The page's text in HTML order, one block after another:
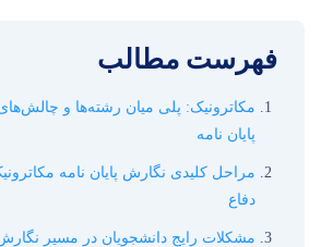
فهرست مطالب
مکاترونیک: پلی میان رشته‌ها و
پایان نامه
مراحل کلیدی نگارش پایان نامه
دفاع
مشکلات رایج دانشجویان در مسیر نگارش